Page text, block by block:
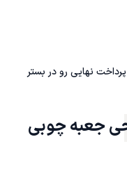
نهایی رو در بستر